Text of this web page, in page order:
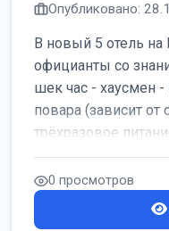
Опубликовано:
В новый 5 отель
официанты со
шек час - хаусмен
повара (зависит
трёхразовое
0 просмотров